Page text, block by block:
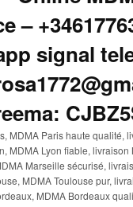
–
signal
MDMA Paris haute qualité,
MDMA Lyon fiable, livraison
Marseille sécurisé,
MDMA Toulouse pur,
MDMA Bordeaux